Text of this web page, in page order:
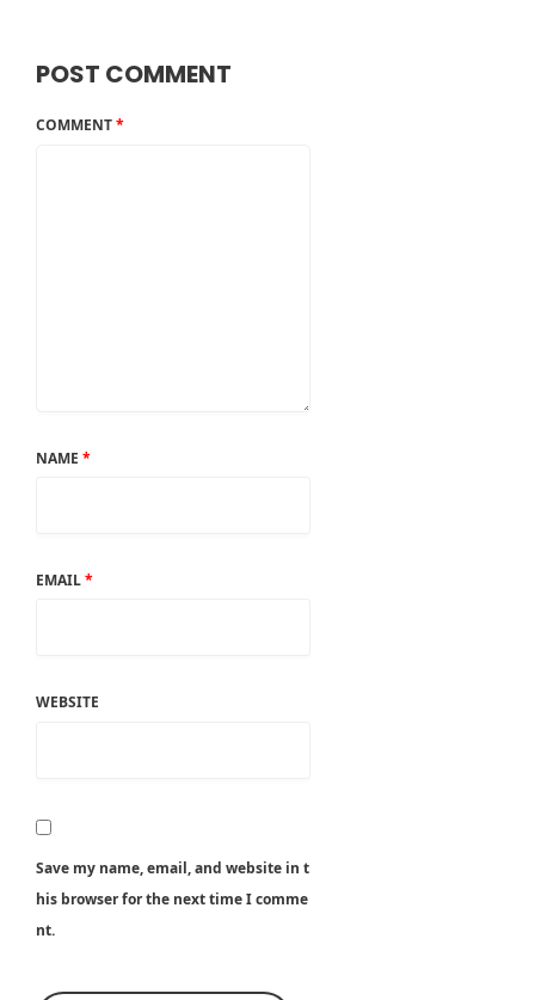
POST COMMENT
COMMENT*
NAME *
EMAIL*
WEBSITE
Save my name, email, and website in t
his browser for the next time I comme
nt.